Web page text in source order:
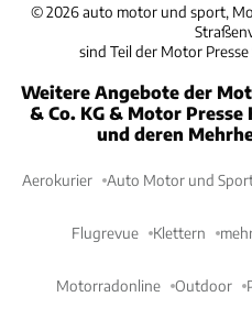
©2026 auto motor und sport,
sind Teil der Motor
Weitere Angebote der
& Co. KG & Motor Presse
und deren
Aerokurier Auto Motor und
Flugrevue Klettern
Motorradonline Outdoor